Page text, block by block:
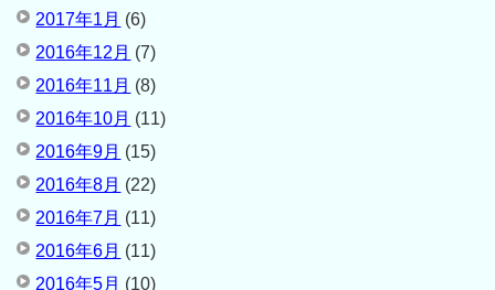
2017年1月 (6)
2016年12月 (7)
2016年11月 (8)
2016年10月 (11)
2016年9月 (15)
2016年8月 (22)
2016年7月 (11)
2016年6月 (11)
2016年5月 (10)